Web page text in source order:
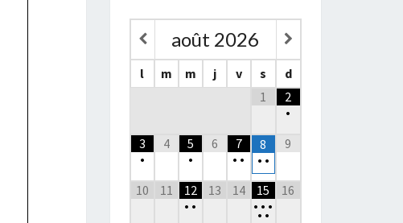
août 2026
l m m j v s
d
1
2
•
3
•
4
5
•
6
7
• •
8
• •
9
10 11
12
• •
13 14
15
• • •
••
16